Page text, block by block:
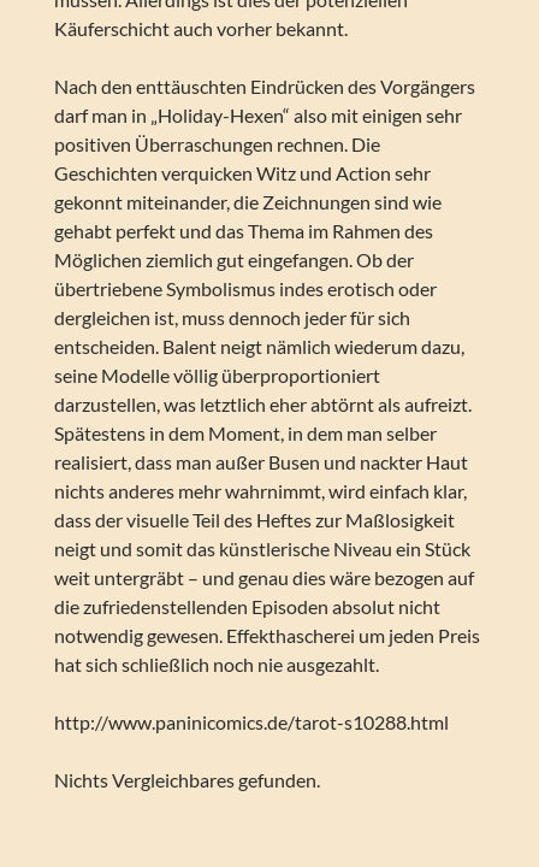
Käuferschicht auch vorher bekannt.
Nach den enttäuschten Eindrücken des Vorgängers
darf man in „Holiday-Hexen“ also mit einigen sehr
positiven Überraschungen rechnen. Die
Geschichten verquicken Witz und Action sehr
gekonnt miteinander, die Zeichnungen sind wie
gehabt perfekt und das Thema im Rahmen des
Möglichen ziemlich gut eingefangen. Ob der
übertriebene Symbolismus indes erotisch oder
dergleichen ist, muss dennoch jeder für sich
entscheiden. Balent neigt nämlich wiederum dazu,
seine Modelle völlig überproportioniert
darzustellen, was letztlich eher abtörnt als aufreizt.
Spätestens in dem Moment, in dem man selber
realisiert, dass man außer Busen und nackter Haut
nichts anderes mehr wahrnimmt, wird einfach klar,
dass der visuelle Teil des Heftes zur Maßlosigkeit
neigt und somit das künstlerische Niveau ein Stück
weit untergräbt – und genau dies wäre bezogen auf
die zufriedenstellenden Episoden absolut nicht
notwendig gewesen. Effekthascherei um jeden Preis
hat sich schließlich noch nie ausgezahlt.
http://www.paninicomics.de/tarot-s10288.html
Nichts Vergleichbares gefunden.